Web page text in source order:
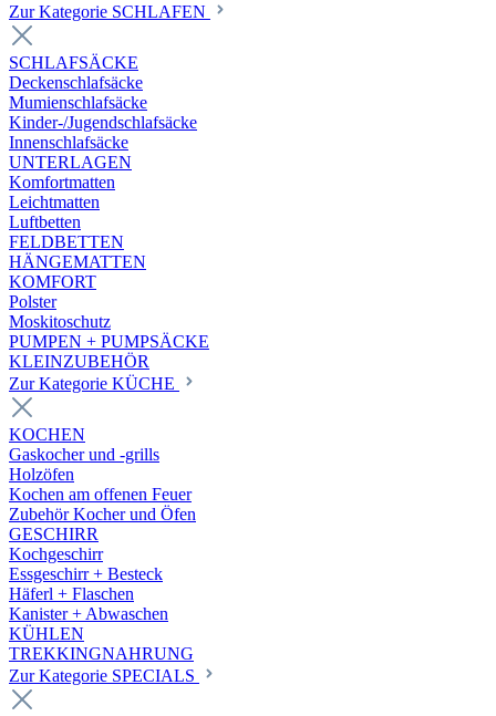
Zur Kategorie SCHLAFEN
SCHLAFSÄCKE
Deckenschlafsäcke
Mumienschlafsäcke
Kinder-/Jugendschlafsäcke
Innenschlafsäcke
UNTERLAGEN
Komfortmatten
Leichtmatten
Luftbetten
FELDBETTEN
HÄNGEMATTEN
KOMFORT
Polster
Moskitoschutz
PUMPEN + PUMPSÄCKE
KLEINZUBEHÖR
Zur Kategorie KÜCHE
KOCHEN
Gaskocher und -grills
Holzöfen
Kochen am offenen Feuer
Zubehör Kocher und Öfen
GESCHIRR
Kochgeschirr
Essgeschirr + Besteck
Häferl + Flaschen
Kanister + Abwaschen
KÜHLEN
TREKKINGNAHRUNG
Zur Kategorie SPECIALS